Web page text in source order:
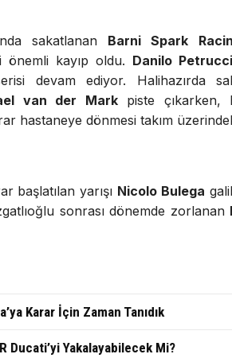
sakatlanan Barni Spark
önemli kayıp oldu. Danilo
devam ediyor. Halihazırda
van der Markpiste çıkarken,
hastaneye dönmesi takım
başlatılan yarışı Nicolo Bulega
sonrası dönemde zorlanan
Karar İçin Zaman Tanıdık
Ducati’yi Yakalayabilecek Mi?